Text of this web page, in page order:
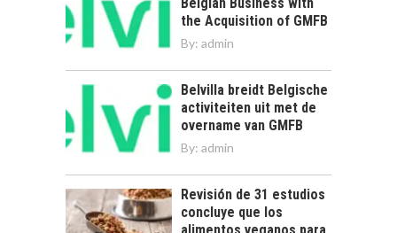
Belgian Business with
the Acquisition of GMFB
By: admin
Belvilla breidt Belgische
activiteiten uit met de
overname van GMFB
By: admin
Revisión de 31 estudios
concluye que los